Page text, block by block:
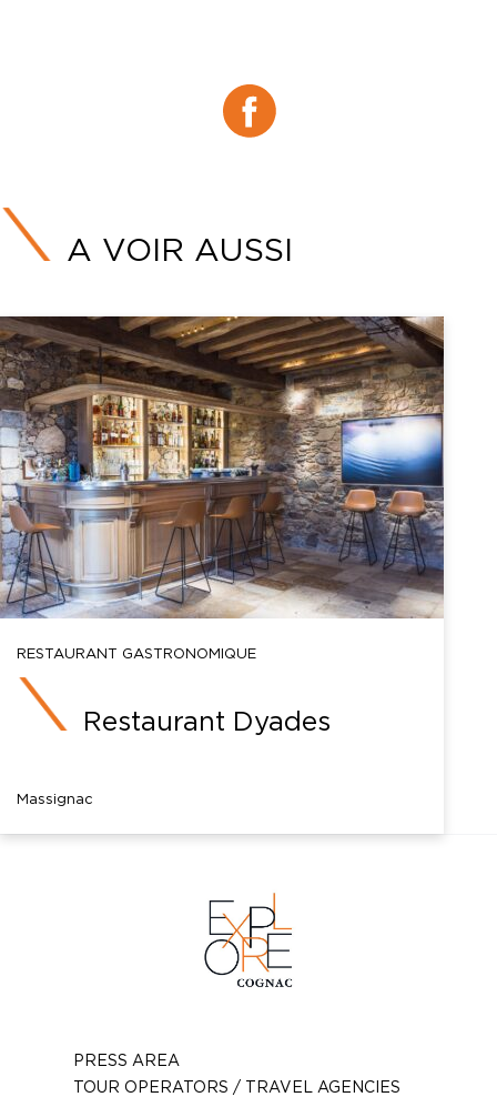
A VOIR AUSSI
RESTAURANT GASTRONOMIQUE
Restaurant Dyades
Massignac
PRESS AREA
TOUR OPERATORS / TRAVEL AGENCIES